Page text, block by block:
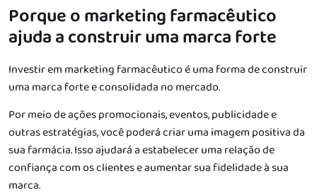
Porque o marketing farmacêutico
ajuda a construir uma marca forte
Investir em marketing farmacêutico é uma forma de construir
uma marca forte e consolidada no mercado.
Por meio de ações promocionais, eventos, publicidade e
outras estratégias, você poderá criar uma imagem positiva da
sua farmácia. Isso ajudará a estabelecer uma relação de
confiança com os clientes e aumentar sua fidelidade à sua
marca.